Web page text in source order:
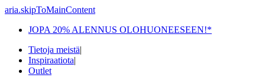
aria.skipToMainContent
JOPA 20% ALENNUS OLOHUONEESEEN!*
Tietoja meistä|
Inspiraatiota|
Outlet